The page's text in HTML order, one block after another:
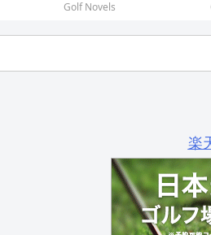
Golf Novels
楽